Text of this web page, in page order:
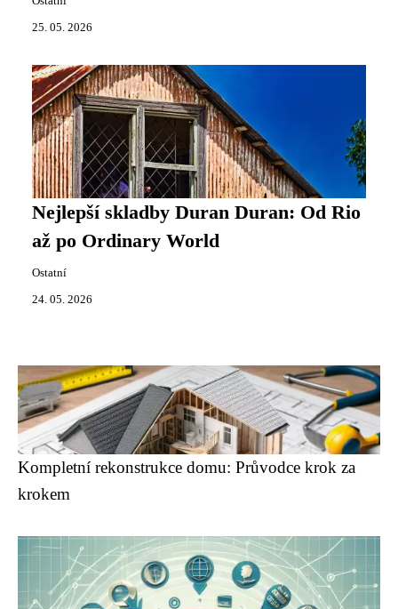
25. 05. 2026
Nejlepší skladby Duran Duran: Od Rio
až po Ordinary World
Ostatní
24. 05. 2026
Kompletní rekonstrukce domu: Průvodce krok za
krokem